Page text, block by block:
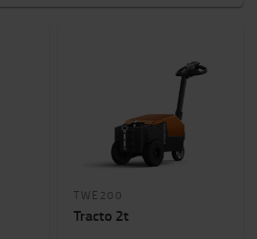
tractare cu scaun pentru operator
1200mm
TWE200
Tracto 2t